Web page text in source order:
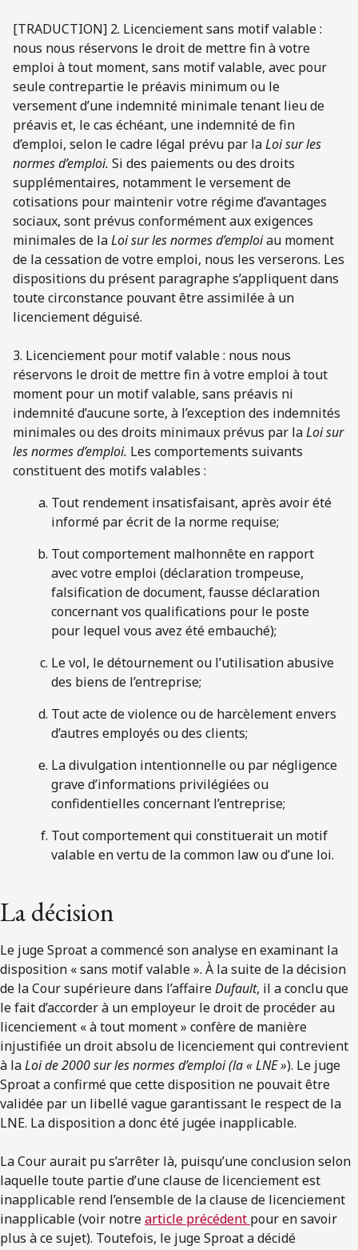
[TRADUCTION] 2. Licenciement sans motif valable :
nous nous réservons le droit de mettre fin à votre
emploi à tout moment, sans motif valable, avec pour
seule contrepartie le préavis minimum ou le
versement d’une indemnité minimale tenant lieu de
préavis et, le cas échéant, une indemnité de fin
d’emploi, selon le cadre légal prévu par laLoi sur les
normes d’emploi. Si des paiements ou des droits
supplémentaires, notamment le versement de
cotisations pour maintenir votre régime d’avantages
sociaux, sont prévus conformément aux exigences
minimales de laLoi sur les normes d’emploiau moment
de la cessation de votre emploi, nous les verserons. Les
dispositions du présent paragraphe s’appliquent dans
toute circonstance pouvant être assimilée à un
licenciement déguisé.
3. Licenciement pour motif valable : nous nous
réservons le droit de mettre fin à votre emploi à tout
moment pour un motif valable, sans préavis ni
indemnité d’aucune sorte, à l’exception des indemnités
minimales ou des droits minimaux prévus par laLoi sur
les normes d’emploi. Les comportements suivants
constituent des motifs valables :
Tout rendement insatisfaisant, après avoir été
informé par écrit de la norme requise;
Tout comportement malhonnête en rapport
avec votre emploi (déclaration trompeuse,
falsification de document, fausse déclaration
concernant vos qualifications pour le poste
pour lequel vous avez été embauché);
Le vol, le détournement ou l’utilisation abusive
des biens de l’entreprise;
Tout acte de violence ou de harcèlement envers
d’autres employés ou des clients;
La divulgation intentionnelle ou par négligence
grave d’informations privilégiées ou
confidentielles concernant l’entreprise;
Tout comportement qui constituerait un motif
valable en vertu de la common law ou d’une loi.
La décision
Le juge Sproat a commencé son analyse en examinant la
disposition « sans motif valable ». À la suite de la décision
de la Cour supérieure dans l’affaireDufault, il a conclu que
le fait d’accorder à un employeur le droit de procéder au
licenciement « à tout moment » confère de manière
injustifiée un droit absolu de licenciement qui contrevient
à laLoi de 2000 sur les normes d’emploi (la « LNE »). Le juge
Sproat a confirmé que cette disposition ne pouvait être
validée par un libellé vague garantissant le respect de la
LNE. La disposition a donc été jugée inapplicable.
La Cour aurait pu s’arrêter là, puisqu’une conclusion selon
laquelle toute partie d’une clause de licenciement est
inapplicable rend l’ensemble de la clause de licenciement
inapplicable (voir notrearticle précédent pour en savoir
plus à ce sujet). Toutefois, le juge Sproat a décidé